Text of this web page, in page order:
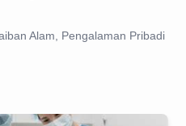
Alam, Pengalaman Pribadi